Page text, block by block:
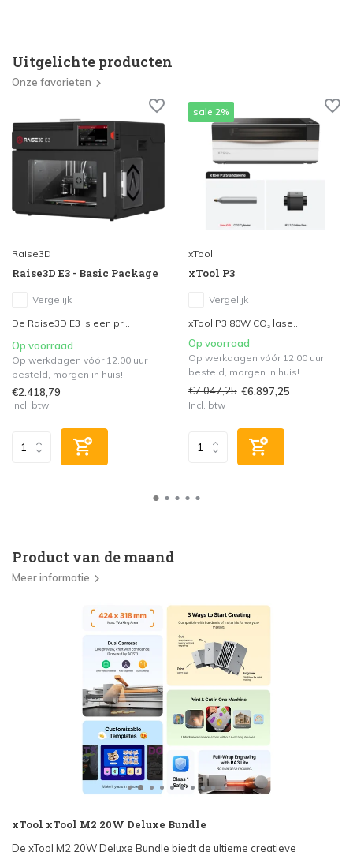
Uitgelichte producten
Onze favorieten
Raise3D
Raise3D E3 - Basic Package
Vergelijk
De Raise3D E3 is een pr...
Op voorraad
Op werkdagen vóór 12.00 uur
besteld, morgen in huis!
€2.418,79
Incl. btw
sale 2%
xTool
xTool P3
Vergelijk
xTool P3 80W CO₂ lase...
Op voorraad
Op werkdagen vóór 12.00 uur
besteld, morgen in huis!
€7.047,25 €6.897,25
Incl. btw
Product van de maand
Meer informatie
xTool xTool M2 20W Deluxe Bundle
De xTool M2 20W Deluxe Bundle biedt de ultieme creatieve